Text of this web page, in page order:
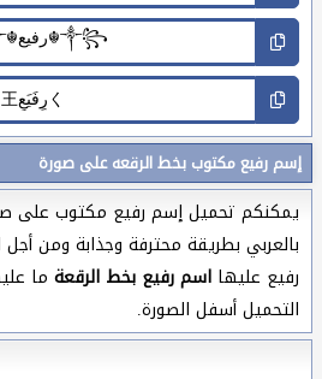
إسم رفيع مكتوب بخط الرقعه على صورة
يمكنكم تحميل إسم رفيع مكتوب على
بالعربي بطريقة محترفة وجذابة ومن أجل
رفيع عليها اسم رفيع بخط الرقعة ما
التحميل أسفل الصورة.